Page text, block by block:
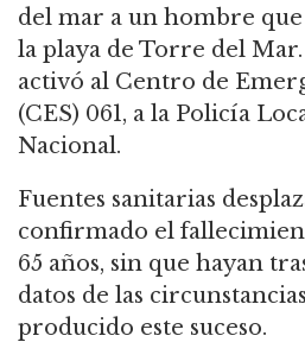
del mar a un hombre
la playa de Torre del Mar.
activó al Centro de
(CES) 061, a la Policía
Nacional.
Fuentes sanitarias
confirmado el
65 años, sin que hayan
datos de las
producido este suceso.